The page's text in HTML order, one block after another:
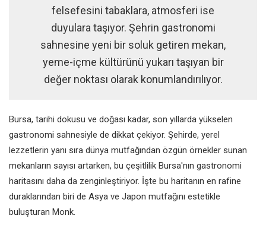
felsefesini tabaklara, atmosferi ise
duyulara taşıyor. Şehrin gastronomi
sahnesine yeni bir soluk getiren mekan,
yeme-içme kültürünü yukarı taşıyan bir
değer noktası olarak konumlandırılıyor.
Bursa, tarihi dokusu ve doğası kadar, son yıllarda yükselen
gastronomi sahnesiyle de dikkat çekiyor. Şehirde, yerel
lezzetlerin yanı sıra dünya mutfağından özgün örnekler sunan
mekanların sayısı artarken, bu çeşitlilik Bursa'nın gastronomi
haritasını daha da zenginleştiriyor. İşte bu haritanın en rafine
duraklarından biri de Asya ve Japon mutfağını estetikle
buluşturan Monk.